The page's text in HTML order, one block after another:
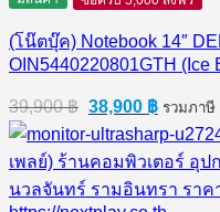
(โน๊ตบุ๊ค) Notebook 14″
OIN5440220801GTH (Ice
39,900฿ Original
price
was:
39,900 ฿.
38,900 ฿Current
price
is:
38,900
รวมภาษี